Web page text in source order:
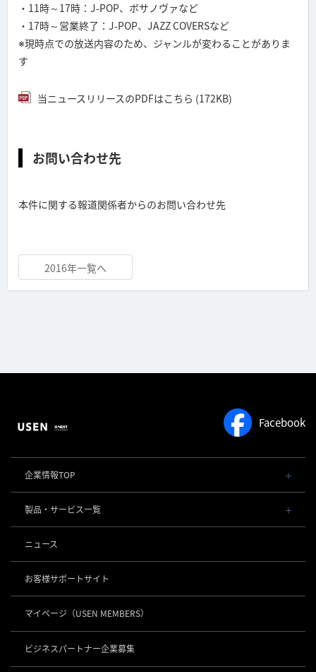
・11時～17時：J-POP、ボサノヴァなど
・17時～営業終了：J-POP、JAZZ COVERSなど
※現時点での放送内容のため、ジャンルが変わることがありま
す
当ニュースリリースのPDFはこちら (172KB)
お問い合わせ先
本件に関する報道関係者からのお問い合わせ先
2016年一覧へ
Facebook
企業情報TOP
会社概要・役員一覧
事業内容
社長メッセージ
事業所一覧
店舗DX
製品・サービス一覧
POSレジ 他
USENレジ
USENセルフレジ
USENレジTAB HEALTHCARE
USEN ハンディ
USEN Mobile Order
USEN Tablet Order
USEN Order & Pay
キャッシュレス決済
USEN PAY
KettyBot Pro（配膳）
PuduBot2（配膳）
集客・予約
お役立ち情報
ニュース
お客様サポートサイト
マイページ （USEN MEMBERS）
ビジネスパートナー企業募集